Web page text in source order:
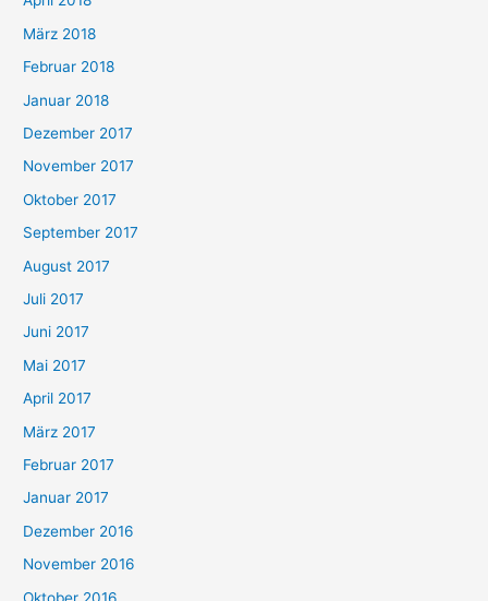
März 2018
Februar 2018
Januar 2018
Dezember 2017
November 2017
Oktober 2017
September 2017
August 2017
Juli 2017
Juni 2017
Mai 2017
April 2017
März 2017
Februar 2017
Januar 2017
Dezember 2016
November 2016
Oktober 2016